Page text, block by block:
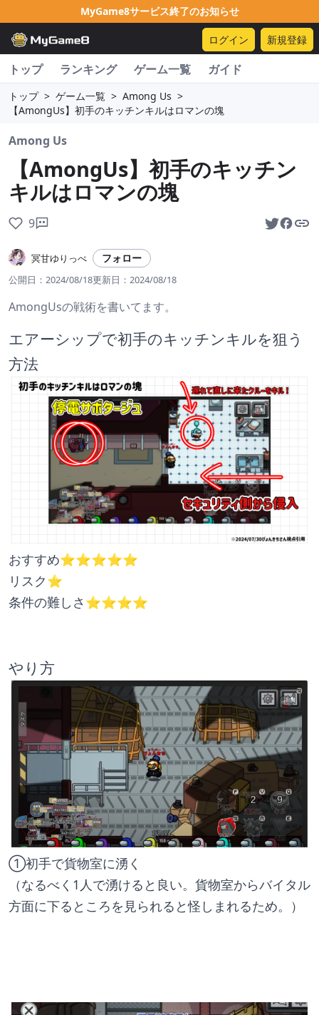
MyGame8サービス終了のお知らせ
ログイン 新規登録
トップ ランキング ゲーム一覧 ガイド
トップ > ゲーム一覧 > Among Us >
【AmongUs】初手のキッチンキルはロマンの塊
Among Us
【AmongUs】初手のキッチン
キルはロマンの塊
9
冥甘ゆりっぺ フォロー
公開日： 2024/08/18更新日： 2024/08/18
AmongUsの戦術を書いてます。
エアーシップで初手のキッチンキルを狙う
方法
おすすめ⭐️⭐️⭐️⭐️⭐️
リスク⭐️
条件の難しさ⭐️⭐️⭐️⭐️
やり方
①初手で貨物室に湧く
（なるべく1人で湧けると良い。貨物室からバイタル
方面に下るところを見られると怪しまれるため。）